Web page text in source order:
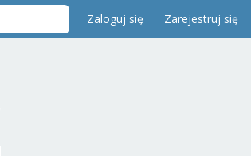
Zaloguj się Zarejestruj się